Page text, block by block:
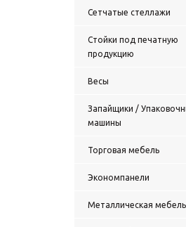
Сетчатые стеллажи
Стойки под печатную
продукцию
Весы
Запайщики /
машины
Торговая мебель
Экономпанели
Металлическая мебель